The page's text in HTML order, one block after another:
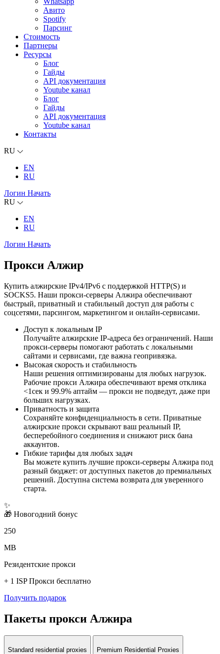
Авито
Spotify
Парсинг
Стоимость
Партнеры
Ресурсы
Блог
Гайды
API документация
Youtube канал
Блог
Гайды
API документация
Youtube канал
Контакты
RU
EN
RU
Логин Начать
RU
EN
RU
Логин Начать
Прокси Алжир
Купить алжирские IPv4/IPv6 с поддержкой HTTP(S) и
SOCKS5. Наши прокси-серверы Алжира обеспечивают
быстрый, приватный и стабильный доступ для работы с
соцсетями, парсингом, маркетингом и онлайн-сервисами.
Доступ к локальным IP
Получайте алжирские IP-адреса без ограничений. Наши
прокси-серверы помогают работать с локальными
сайтами и сервисами, где важна геопривязка.
Высокая скорость и стабильность
Наши решения оптимизированы для любых нагрузок.
Рабочие прокси Алжира обеспечивают время отклика
<1сек и 99.9% аптайм — прокси не подведут, даже при
больших нагрузках.
Приватность и защита
Сохраняйте конфиденциальность в сети. Приватные
алжирские прокси скрывают ваш реальный IP,
бесперебойного соединения и снижают риск бана
аккаунтов.
Гибкие тарифы для любых задач
Вы можете купить лучшие прокси-серверы Алжира под
разный бюджет: от доступных пакетов до премиальных
решений. Доступна система возврата для уверенного
старта.
✨
🎁 Новогодний бонус
250
MB
Резидентские прокси
+ 1 ISP Прокси бесплатно
Получить подарок
Пакеты прокси Алжира
Standard residential proxies Premium Residential Proxies